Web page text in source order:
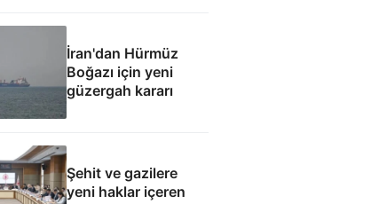
İran'dan Hürmüz
Boğazı için yeni
güzergah kararı
Şehit ve gazilere
yeni haklar içeren